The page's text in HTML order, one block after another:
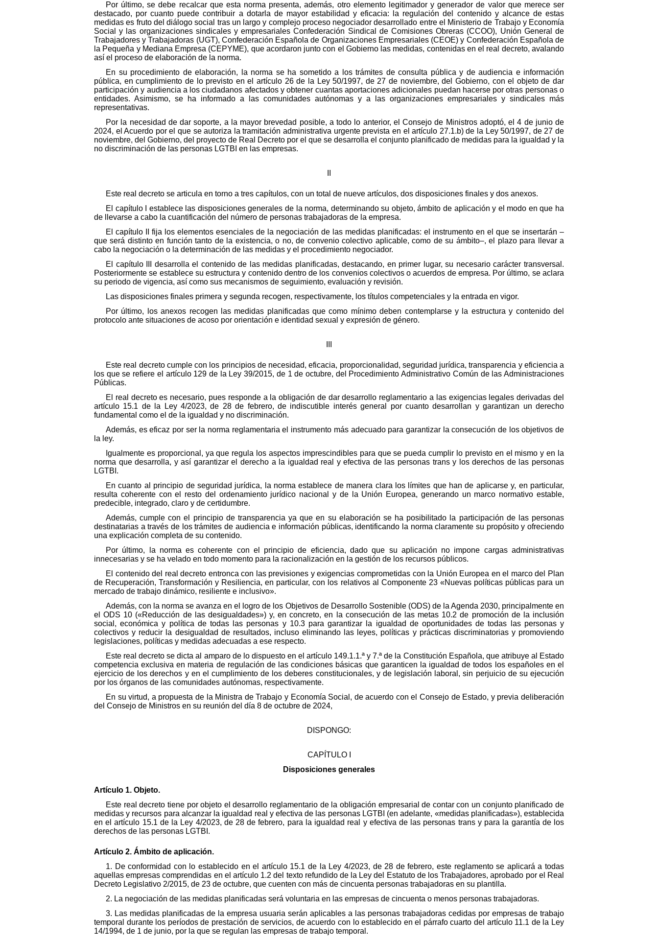
Por último, se debe recalcar que esta norma presenta, además, otro elemento legitimador y generador de valor que merece ser
destacado, por cuanto puede contribuir a dotarla de mayor estabilidad y eficacia: la regulación del contenido y alcance de estas
medidas es fruto del diálogo social tras un largo y complejo proceso negociador desarrollado entre el Ministerio de Trabajo y Economía
Social y las organizaciones sindicales y empresariales Confederación Sindical de Comisiones Obreras (CCOO), Unión General de
Trabajadores y Trabajadoras (UGT), Confederación Española de Organizaciones Empresariales (CEOE) y Confederación Española de
la Pequeña y Mediana Empresa (CEPYME), que acordaron junto con el Gobierno las medidas, contenidas en el real decreto, avalando
así el proceso de elaboración de la norma.
En su procedimiento de elaboración, la norma se ha sometido a los trámites de consulta pública y de audiencia e información
pública, en cumplimiento de lo previsto en el artículo 26 de la Ley 50/1997, de 27 de noviembre, del Gobierno, con el objeto de dar
participación y audiencia a los ciudadanos afectados y obtener cuantas aportaciones adicionales puedan hacerse por otras personas o
entidades. Asimismo, se ha informado a las comunidades autónomas y a las organizaciones empresariales y sindicales más
representativas.
Por la necesidad de dar soporte, a la mayor brevedad posible, a todo lo anterior, el Consejo de Ministros adoptó, el 4 de junio de
2024, el Acuerdo por el que se autoriza la tramitación administrativa urgente prevista en el artículo 27.1.b) de la Ley 50/1997, de 27 de
noviembre, del Gobierno, del proyecto de Real Decreto por el que se desarrolla el conjunto planificado de medidas para la igualdad y la
no discriminación de las personas LGTBI en las empresas.
Este real decreto se articula en torno a tres capítulos, con un total de nueve artículos, dos disposiciones finales y dos anexos.
El capítulo I establece las disposiciones generales de la norma, determinando su objeto, ámbito de aplicación y el modo en que ha
de llevarse a cabo la cuantificación del número de personas trabajadoras de la empresa.
El capítulo II fija los elementos esenciales de la negociación de las medidas planificadas: el instrumento en el que se insertarán –
que será distinto en función tanto de la existencia, o no, de convenio colectivo aplicable, como de su ámbito–, el plazo para llevar a
cabo la negociación o la determinación de las medidas y el procedimiento negociador.
El capítulo III desarrolla el contenido de las medidas planificadas, destacando, en primer lugar, su necesario carácter transversal.
Posteriormente se establece su estructura y contenido dentro de los convenios colectivos o acuerdos de empresa. Por último, se aclara
su periodo de vigencia, así como sus mecanismos de seguimiento, evaluación y revisión.
Las disposiciones finales primera y segunda recogen, respectivamente, los títulos competenciales y la entrada en vigor.
Por último, los anexos recogen las medidas planificadas que como mínimo deben contemplarse y la estructura y contenido del
protocolo ante situaciones de acoso por orientación e identidad sexual y expresión de género.
Este real decreto cumple con los principios de necesidad, eficacia, proporcionalidad, seguridad jurídica, transparencia y eficiencia a
los que se refiere el artículo 129 de la Ley 39/2015, de 1 de octubre, del Procedimiento Administrativo Común de las Administraciones
Públicas.
El real decreto es necesario, pues responde a la obligación de dar desarrollo reglamentario a las exigencias legales derivadas del
artículo 15.1 de la Ley 4/2023, de 28 de febrero, de indiscutible interés general por cuanto desarrollan y garantizan un derecho
fundamental como el de la igualdad y no discriminación.
Además, es eficaz por ser la norma reglamentaria el instrumento más adecuado para garantizar la consecución de los objetivos de
la ley.
Igualmente es proporcional, ya que regula los aspectos imprescindibles para que se pueda cumplir lo previsto en el mismo y en la
norma que desarrolla, y así garantizar el derecho a la igualdad real y efectiva de las personas trans y los derechos de las personas
LGTBI.
En cuanto al principio de seguridad jurídica, la norma establece de manera clara los límites que han de aplicarse y, en particular,
resulta coherente con el resto del ordenamiento jurídico nacional y de la Unión Europea, generando un marco normativo estable,
predecible, integrado, claro y de certidumbre.
Además, cumple con el principio de transparencia ya que en su elaboración se ha posibilitado la participación de las personas
destinatarias a través de los trámites de audiencia e información públicas, identificando la norma claramente su propósito y ofreciendo
una explicación completa de su contenido.
Por último, la norma es coherente con el principio de eficiencia, dado que su aplicación no impone cargas administrativas
innecesarias y se ha velado en todo momento para la racionalización en la gestión de los recursos públicos.
El contenido del real decreto entronca con las previsiones y exigencias comprometidas con la Unión Europea en el marco del Plan
de Recuperación, Transformación y Resiliencia, en particular, con los relativos al Componente 23 «Nuevas políticas públicas para un
mercado de trabajo dinámico, resiliente e inclusivo».
Además, con la norma se avanza en el logro de los Objetivos de Desarrollo Sostenible (ODS) de la Agenda 2030, principalmente en
el ODS 10 («Reducción de las desigualdades») y, en concreto, en la consecución de las metas 10.2 de promoción de la inclusión
social, económica y política de todas las personas y 10.3 para garantizar la igualdad de oportunidades de todas las personas y
colectivos y reducir la desigualdad de resultados, incluso eliminando las leyes, políticas y prácticas discriminatorias y promoviendo
legislaciones, políticas y medidas adecuadas a ese respecto.
Este real decreto se dicta al amparo de lo dispuesto en el artículo 149.1.1.ª y 7.ª de la Constitución Española, que atribuye al Estado
competencia exclusiva en materia de regulación de las condiciones básicas que garanticen la igualdad de todos los españoles en el
ejercicio de los derechos y en el cumplimiento de los deberes constitucionales, y de legislación laboral, sin perjuicio de su ejecución
por los órganos de las comunidades autónomas, respectivamente.
En su virtud, a propuesta de la Ministra de Trabajo y Economía Social, de acuerdo con el Consejo de Estado, y previa deliberación
del Consejo de Ministros en su reunión del día 8 de octubre de 2024,
DISPONGO:
CAPÍTULO I
Disposiciones generales
Artículo 1. Objeto.
Este real decreto tiene por objeto el desarrollo reglamentario de la obligación empresarial de contar con un conjunto planificado de
medidas y recursos para alcanzar la igualdad real y efectiva de las personas LGTBI (en adelante, «medidas planificadas»), establecida
en el artículo 15.1 de la Ley 4/2023, de 28 de febrero, para la igualdad real y efectiva de las personas trans y para la garantía de los
derechos de las personas LGTBI.
Artículo 2. Ámbito de aplicación.
1. De conformidad con lo establecido en el artículo 15.1 de la Ley 4/2023, de 28 de febrero, este reglamento se aplicará a todas
aquellas empresas comprendidas en el artículo 1.2 del texto refundido de la Ley del Estatuto de los Trabajadores, aprobado por el Real
Decreto Legislativo 2/2015, de 23 de octubre, que cuenten con más de cincuenta personas trabajadoras en su plantilla.
2. La negociación de las medidas planificadas será voluntaria en las empresas de cincuenta o menos personas trabajadoras.
3. Las medidas planificadas de la empresa usuaria serán aplicables a las personas trabajadoras cedidas por empresas de trabajo
temporal durante los períodos de prestación de servicios, de acuerdo con lo establecido en el párrafo cuarto del artículo 11.1 de la Ley
14/1994, de 1 de junio, por la que se regulan las empresas de trabajo temporal.